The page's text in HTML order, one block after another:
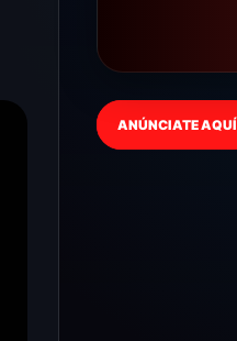
ANÚNCIATE AQUÍ